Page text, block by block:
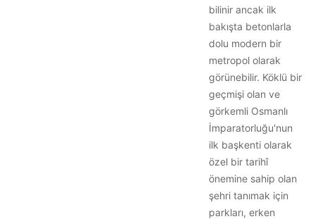
bilinir ancak ilk
bakışta betonlarla
dolu modern bir
metropol olarak
görünebilir. Köklü bir
geçmişi olan ve
görkemli Osmanlı
İmparatorluğu'nun
ilk başkenti olarak
özel bir tarihî
önemine sahip olan
şehri tanımak için
parkları, erken